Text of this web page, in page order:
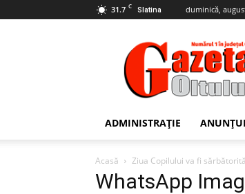
31.7 C Slatina duminică,
Gazeta
Oltului
ADMINISTRAȚIE
Acasă Ziua Copilului va fi
WhatsApp